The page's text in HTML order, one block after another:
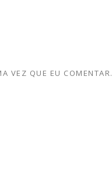
VEZ QUE EU COMENTAR.